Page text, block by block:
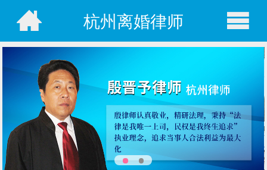
杭州离婚律师